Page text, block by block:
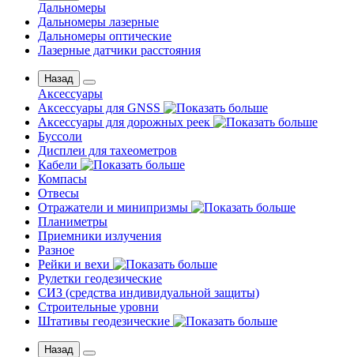
Дальномеры
Дальномеры лазерные
Дальномеры оптические
Лазерные датчики расстояния
Назад
Аксессуары
Аксессуары для GNSS
Аксессуары для дорожных реек
Буссоли
Дисплеи для тахеометров
Кабели
Компасы
Отвесы
Отражатели и минипризмы
Планиметры
Приемники излучения
Разное
Рейки и вехи
Рулетки геодезические
СИЗ (средства индивидуальной защиты)
Строительные уровни
Штативы геодезические
Назад